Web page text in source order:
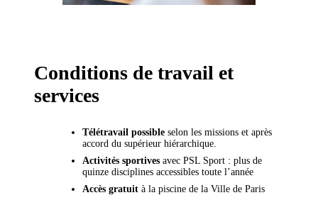
Conditions de travail et
services
Télétravail possible selon les missions et après
accord du supérieur hiérarchique.
Activités sportives avec PSL Sport : plus de
quinze disciplines accessibles toute l’année
Accès gratuit à la piscine de la Ville de Paris